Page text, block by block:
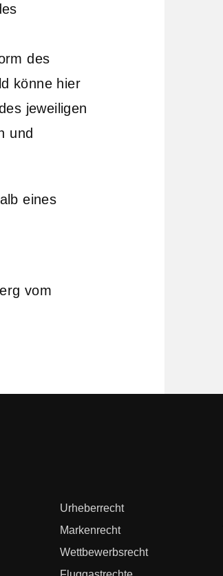
des
könne hier
jeweiligen
und
eines
vom
Urheberrecht
Markenrecht
Wettbewerbsrecht